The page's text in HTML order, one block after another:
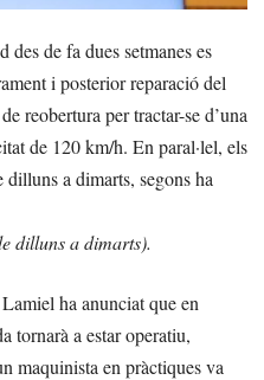
de fa dues setmanes es
i posterior reparació del
reobertura per tractar-se d’una
de 120 km/h. En paral·lel, els
a dimarts, segons ha
dilluns a dimarts).
ha anunciat que en
tornarà a estar operatiu,
maquinista en pràctiques va